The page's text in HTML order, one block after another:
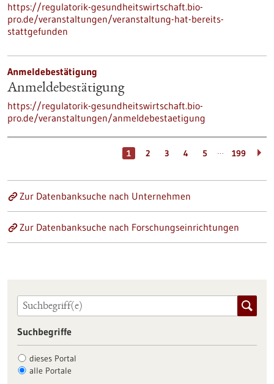
https://regulatorik-gesundheitswirtschaft.bio-
pro.de/veranstaltungen/veranstaltung-hat-bereits-
stattgefunden
Anmeldebestätigung
Anmeldebestätigung
https://regulatorik-gesundheitswirtschaft.bio-
pro.de/veranstaltungen/anmeldebestaetigung
1 2 3 4 5 … 199
Zur Datenbanksuche nach Unternehmen
Zur Datenbanksuche nach Forschungseinrichtungen
Suchbegriffe
dieses Portal
alle Portale